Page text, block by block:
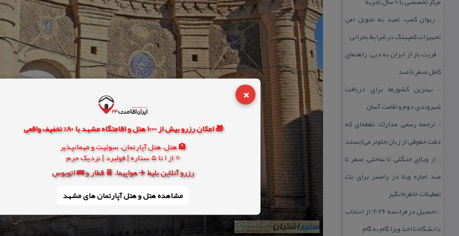
×
🎁 امکان رزرو بیش از 1000 هتل و اقامتگاه مشهد با 80% تخفیف واقعی
🏨 هتل، هتل آپارتمان، سوئیت و مهمانپذیر
⭐ از 1 تا 5 ستاره | فولبرد | نزدیک حرم
رزرو آنلاین بلیط ✈️ هواپیما، 🚆 قطار و 🚌 اتوبوس
مشاهده هتل و هتل‌ آپارتمان های مشهد
:: ریوان كمپ، تعهد به تحویل امن
تجهیزات كمپینگ در شرایط بحرانی
:: فریت بار از ایران به دبی؛ راهنمای
كامل صفر تا صد
:: بهترین كشورها برای دریافت
شهروندی دوم و اقامت آسان
:: ترجمه رسمی مدارك؛ نقطه‌ای كه
دقت حقوقی از زبان جلوتر می‌ایستد
:: از ویلای جنگلی تا ساحلی، صفر تا
صد اجاره ویلا در رامسر برای یك
تعطیلات خاطره‌انگیز
::
تحصیل در فرانسه 2026؛ از انتخاب
دانشگاه تا اخذ ویزا گام به گام